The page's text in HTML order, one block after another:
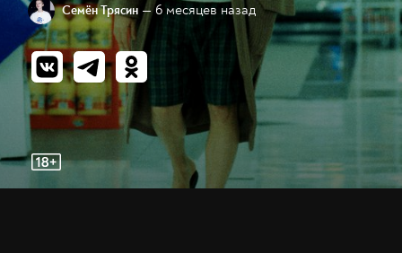
Семён Трясин — 6 месяцев назад